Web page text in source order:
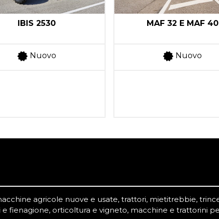
IBIS 2530
Nuovo
MAF 32 E MAF 40
Nuovo
agricole nuove e usate, trattori, mietitrebbie,
fienagione, orticoltura e vigneto, macchine e trattorini